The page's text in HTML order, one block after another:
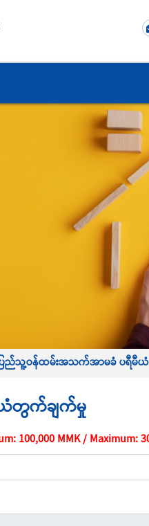
ြည်သူ့ဝန်ထမ်းအသက်အာမခံ ပရီမီ
တွက်ချက်မှု
100,000 MMK / Maximum: